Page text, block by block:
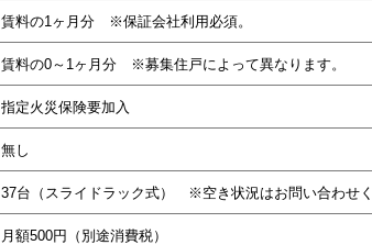
賃料の1ヶ月分 ※保証会社利用必須。
賃料の0～1ヶ月分 ※募集住戸によって異なります。
指定火災保険要加入
無し
37台（スライドラック式） ※空き状況はお問い合わせく
月額500円（別途消費税）